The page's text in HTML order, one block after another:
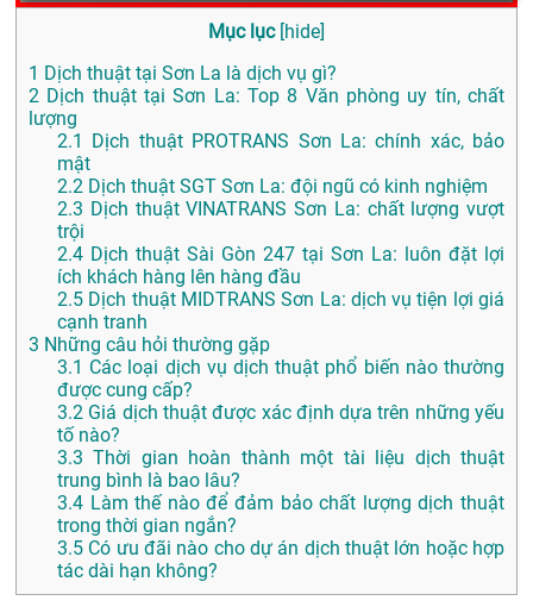
Mục lục [hide]
1 Dịch thuật tại Sơn La là dịch vụ gì?
2 Dịch thuật tại Sơn La: Top 8 Văn phòng uy tín, chất
lượng
2.1
Dịch thuật PROTRANS Sơn La: chính xác, bảo
mật
2.2 Dịch thuật SGT Sơn La: đội ngũ có kinh nghiệm
2.3 Dịch thuật VINATRANS Sơn La: chất lượng vượt
trội
2.4 Dịch thuật Sài Gòn 247 tại Sơn La: luôn đặt lợi
ích khách hàng lên hàng đầu
2.5 Dịch thuật MIDTRANS Sơn La: dịch vụ tiện lợi giá
cạnh tranh
3 Những câu hỏi thường gặp
3.1 Các loại dịch vụ dịch thuật phổ biến nào thường
được cung cấp?
3.2 Giá dịch thuật được xác định dựa trên những yếu
tố nào?
3.3 Thời gian hoàn thành một tài liệu dịch thuật
trung bình là bao lâu?
3.4 Làm thế nào để đảm bảo chất lượng dịch thuật
trong thời gian ngắn?
3.5 Có ưu đãi nào cho dự án dịch thuật lớn hoặc hợp
tác dài hạn không?